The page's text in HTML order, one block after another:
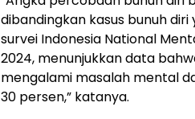
dibandingkan kasus bunuh
survei Indonesia National
2024, menunjukkan data
mengalami masalah mental
30 persen,” katanya.